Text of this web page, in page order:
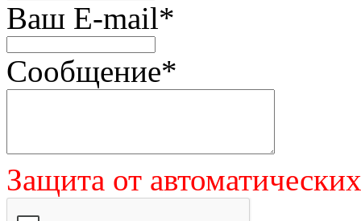
Ваш E-mail*
Сообщение*
Защита от